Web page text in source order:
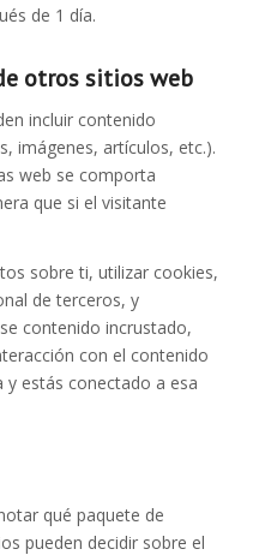
de 1 día.
otros sitios web
incluir contenido
imágenes, artículos, etc.).
web se comporta
que si el visitante
sobre ti, utilizar cookies,
de terceros, y
contenido incrustado,
con el contenido
y estás conectado a esa
qué paquete de
pueden decidir sobre el